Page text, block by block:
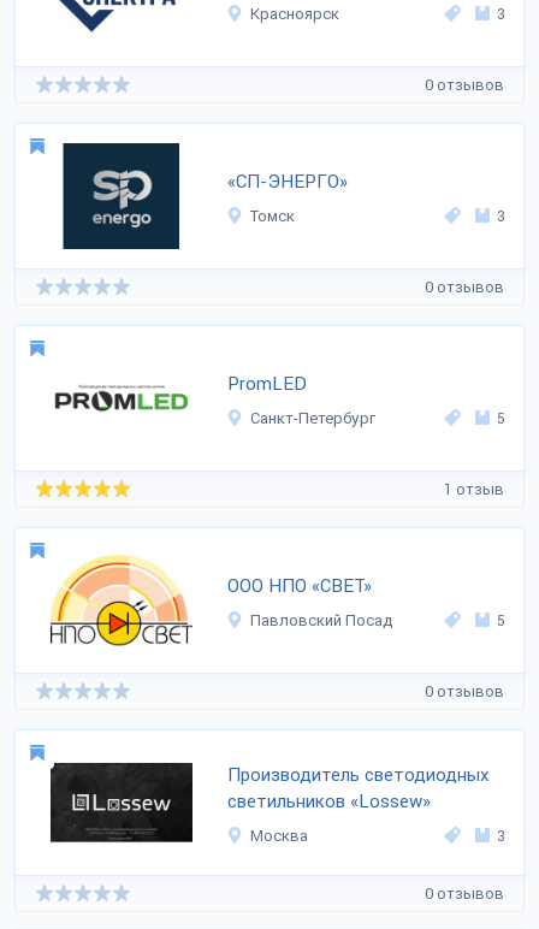
Красноярск 3
0 отзывов
«СП-ЭНЕРГО»
Томск 3
0 отзывов
PromLED
Санкт-Петербург 5
1 отзыв
ООО НПО «СВЕТ»
Павловский Посад 5
0 отзывов
Производитель светодиодных
светильников «Lossew»
Москва 3
0 отзывов